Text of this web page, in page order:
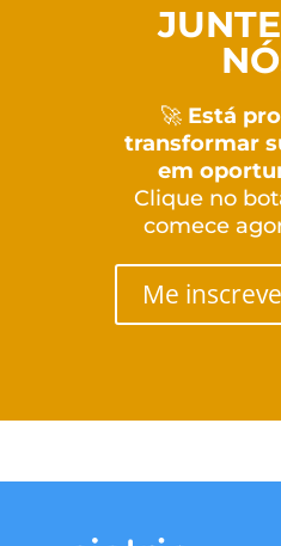
🚀 Está
transformar
em
Clique no
comece
Me